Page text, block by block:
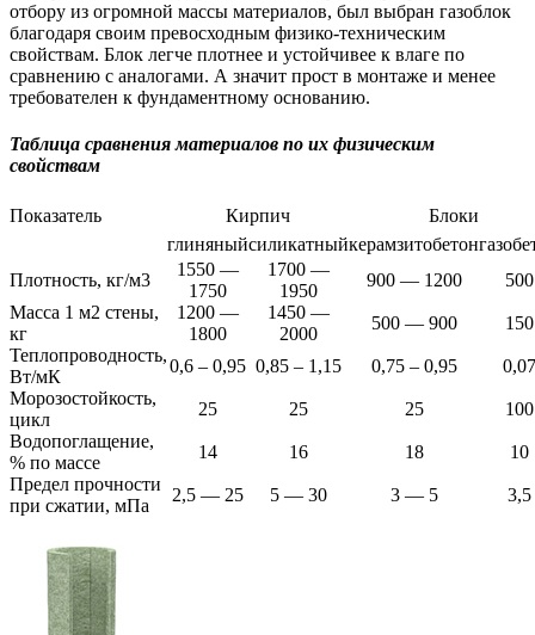
отбору из огромной массы материалов, был выбран газоблок
благодаря своим превосходным физико-техническим
свойствам. Блок легче плотнее и устойчивее к влаге по
сравнению с аналогами. А значит прост в монтаже и менее
требователен к фундаментному основанию.
Таблица сравнения материалов по их физическим
свойствам
Показатель Кирпич
Блоки
глиняныйсиликатныйкерамзитобетон
Плотность, кг/м3
1550 —
1750
1700 —
1950
900 — 1200
500
Масса 1 м2 стены,
кг
1200 —
1800
1450 —
2000
500 — 900
150
Теплопроводность,
Вт/мК
0,6 – 0,95 0,85 – 1,15 0,75 – 0,95
0,07
Морозостойкость,
цикл
25 25 25
100
Водопоглащение,
% по массе
14 16 18
10
Предел прочности
при сжатии, мПа
2,5 — 25 5 — 30 3 — 5 3,5